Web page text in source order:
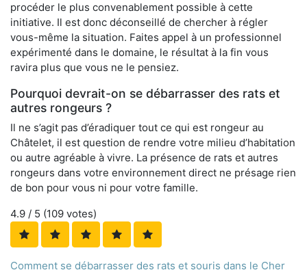
procéder le plus convenablement possible à cette
initiative. Il est donc déconseillé de chercher à régler
vous-même la situation. Faites appel à un professionnel
expérimenté dans le domaine, le résultat à la fin vous
ravira plus que vous ne le pensiez.
Pourquoi devrait-on se débarrasser des rats et
autres rongeurs ?
Il ne s’agit pas d’éradiquer tout ce qui est rongeur au
Châtelet, il est question de rendre votre milieu d’habitation
ou autre agréable à vivre. La présence de rats et autres
rongeurs dans votre environnement direct ne présage rien
de bon pour vous ni pour votre famille.
4.9 / 5 (109 votes)
Comment se débarrasser des rats et souris dans le Cher